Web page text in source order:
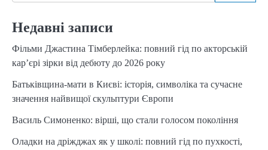
Недавні записи
Фільми Джастина Тімберлейка: повний гід по акторській
кар’єрі зірки від дебюту до 2026 року
Батьківщина-мати в Києві: історія, символіка та сучасне
значення найвищої скульптури Європи
Василь Симоненко: вірші, що стали голосом покоління
Оладки на дріжджах як у школі: повний гід по пухкості,